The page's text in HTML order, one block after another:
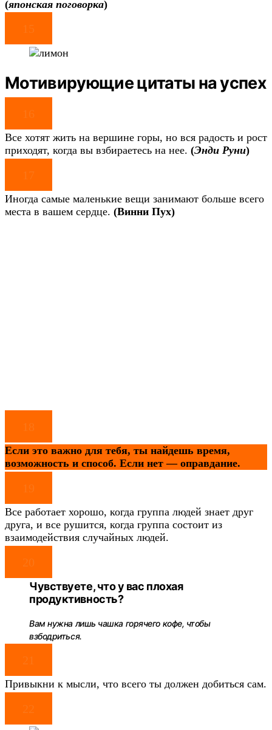
(японская поговорка)
15
Мотивирующие цитаты на успех
16
Все хотят жить на вершине горы, но вся радость и рост
приходят, когда вы взбираетесь на нее. (Энди Руни)
17
Иногда самые маленькие вещи занимают больше всего
места в вашем сердце. (Винни Пух)
18
Если это важно для тебя, ты найдешь время,
возможность и способ. Если нет — оправдание.
19
Все работает хорошо, когда группа людей знает друг
друга, и все рушится, когда группа состоит из
взаимодействия случайных людей.
20
Чувствуете, что у вас плохая
продуктивность?
Вам нужна лишь чашка горячего кофе, чтобы
взбодриться.
21
Привыкни к мысли, что всего ты должен добиться сам.
22